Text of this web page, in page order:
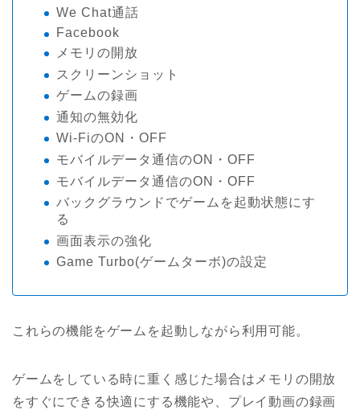
We Chat通話
Facebook
メモリの開放
スクリーンショット
ゲームの録画
通知の無効化
Wi-FiのON・OFF
モバイルデータ通信のON・OFF
モバイルデータ通信のON・OFF
バックグラウンドでゲームを起動状態にす
る
画面表示の強化
Game Turbo(ゲームターボ)の設定
これらの機能をゲームを起動しながら利用可能。
ゲームをしている時に重く感じた場合はメモリの開放
をすぐにできる快適にする機能や、プレイ動画の録画